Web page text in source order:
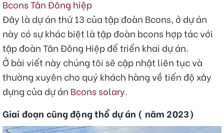
Bcons Tân Đông hiệp
Đây là dự án thứ 13 của tập đoàn Bcons, ở dự án
này có sự khác biệt là tập đoàn bcons hợp tác với
tập đoàn Tân Đông Hiệp để triển khai dự án.
Ở bài viết này chúng tôi sẽ cập nhật liên tục và
thường xuyên cho quý khách hàng về tiến độ xây
dựng của dự án Bcons solary.
Giai đoạn cũng động thổ dự án ( năm 2023)